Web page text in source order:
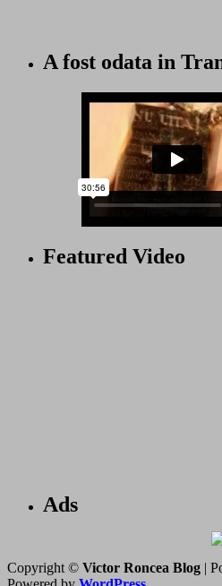
A fost odata in
Featured Video
Ads
Copyright © Victor Roncea Blog |